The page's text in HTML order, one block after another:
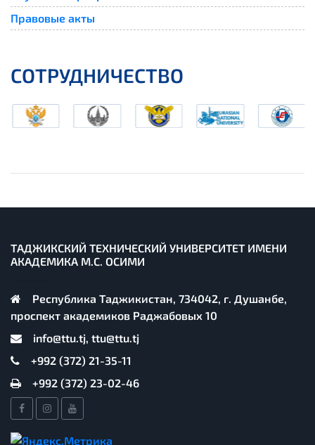
Правовые акты
СОТРУДНИЧЕСТВО
ТАДЖИКСКИЙ ТЕХНИЧЕСКИЙ УНИВЕРСИТЕТ ИМЕНИ
АКАДЕМИКА М.С. ОСИМИ
Республика Таджикистан, 734042, г. Душанбе,
проспект академиков Раджабовых 10
info@ttu.tj, ttu@ttu.tj
+992 (372) 21-35-11
+992 (372) 23-02-46